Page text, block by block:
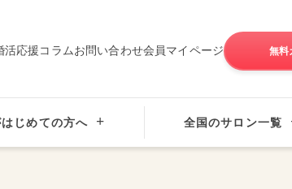
活応援コラムお問い合わせ会員マイページ 無料
じめての方へ 全国のサロン一覧